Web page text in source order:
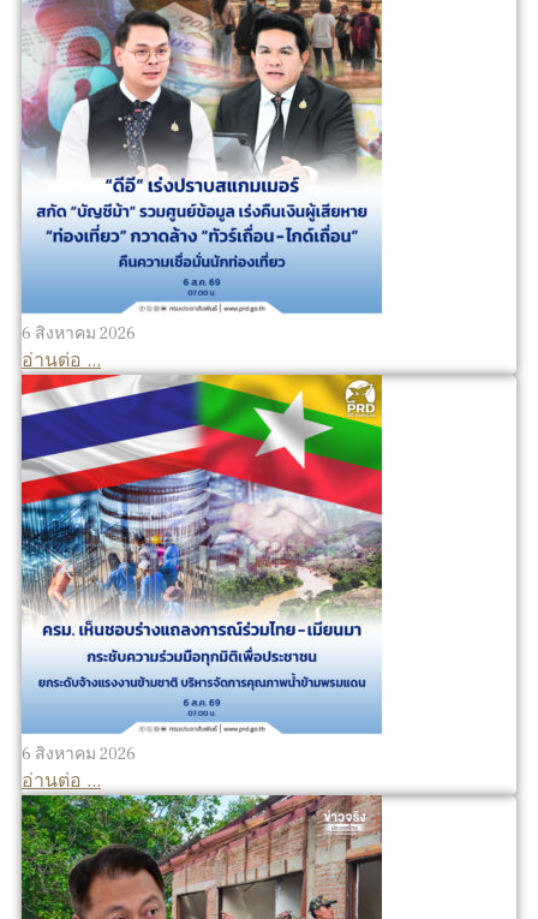
6 สิงหาคม 2026
อ่านต่อ ...
6 สิงหาคม 2026
อ่านต่อ ...